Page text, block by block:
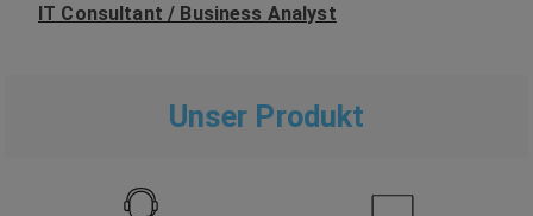
IT Consultant / Business Analyst
Unser Produkt